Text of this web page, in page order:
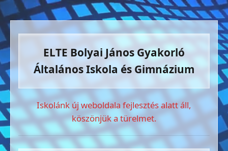
ELTE Bolyai János Gyakorló
Általános Iskola és Gimnázium
Iskolánk új weboldala fejlesztés alatt áll,
köszönjük a türelmet.